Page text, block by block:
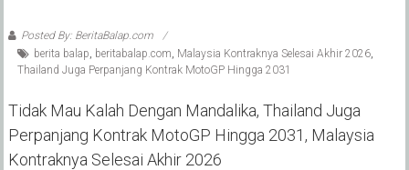
Posted By: BeritaBalap.com
berita balap, beritabalap.com, Malaysia Kontraknya Selesai Akhir 2026,
Thailand Juga Perpanjang Kontrak MotoGP Hingga 2031
Tidak Mau Kalah Dengan Mandalika, Thailand Juga
Perpanjang Kontrak MotoGP Hingga 2031, Malaysia
Kontraknya Selesai Akhir 2026